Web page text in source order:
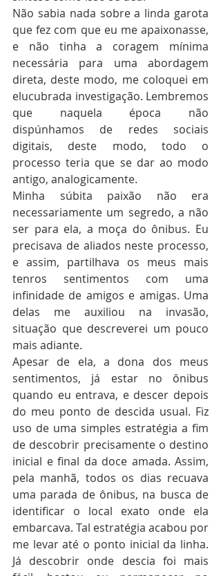
Não sabia nada sobre a linda garota
que fez com que eu me apaixonasse,
e não tinha a coragem mínima
necessária para uma abordagem
direta, deste modo, me coloquei em
elucubrada investigação. Lembremos
que naquela época não
dispúnhamos de redes sociais
digitais, deste modo, todo o
processo teria que se dar ao modo
antigo, analogicamente.
Minha súbita paixão não era
necessariamente um segredo, a não
ser para ela, a moça do ônibus. Eu
precisava de aliados neste processo,
e assim, partilhava os meus mais
tenros sentimentos com uma
infinidade de amigos e amigas. Uma
delas me auxiliou na invasão,
situação que descreverei um pouco
mais adiante.
Apesar de ela, a dona dos meus
sentimentos, já estar no ônibus
quando eu entrava, e descer depois
do meu ponto de descida usual. Fiz
uso de uma simples estratégia a fim
de descobrir precisamente o destino
inicial e final da doce amada. Assim,
pela manhã, todos os dias recuava
uma parada de ônibus, na busca de
identificar o local exato onde ela
embarcava. Tal estratégia acabou por
me levar até o ponto inicial da linha.
Já descobrir onde descia foi mais